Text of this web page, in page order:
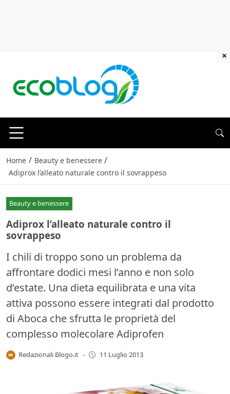
Home / Beauty e benessere /
Adiprox l’alleato naturale contro il sovrappeso
Beauty e benessere
Adiprox l’alleato naturale contro il
sovrappeso
I chili di troppo sono un problema da
affrontare dodici mesi l’anno e non solo
d’estate. Una dieta equilibrata e una vita
attiva possono essere integrati dal prodotto
di Aboca che sfrutta le proprietà del
complesso molecolare Adiprofen
Redazionali Blogo.it - 11 Luglio 2013
×